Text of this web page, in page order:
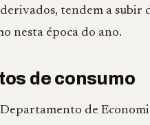
tendem a subir
nesta época do ano.
de consumo
de